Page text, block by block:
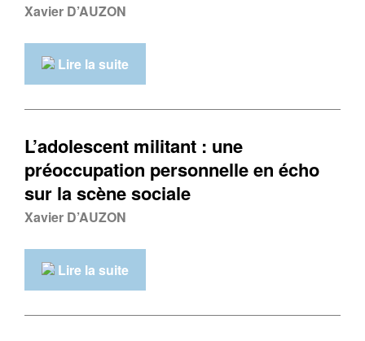
Xavier D’AUZON
Lire la suite
L’adolescent militant : une
préoccupation personnelle en écho
sur la scène sociale
Xavier D’AUZON
Lire la suite